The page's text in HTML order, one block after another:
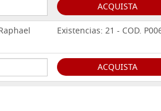
ACQUISTA
Existencias: 21 - COD.
ACQUISTA